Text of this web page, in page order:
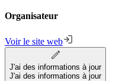
Organisateur
Voir le site web
J'ai des informations à jour
J'ai des informations à jour